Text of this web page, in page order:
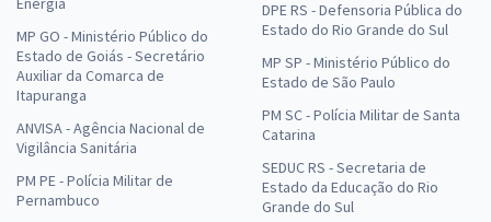
MP GO - Ministério Público do
Estado de Goiás - Secretário
Auxiliar da Comarca de
Itapuranga
ANVISA - Agência Nacional de
Vigilância Sanitária
PM PE - Polícia Militar de
Pernambuco
DPE RS - Defensoria Pública do
Estado do Rio Grande do Sul
MP SP - Ministério Público do
Estado de São Paulo
PM SC - Polícia Militar de Santa
Catarina
SEDUC RS - Secretaria de
Estado da Educação do Rio
Grande do Sul